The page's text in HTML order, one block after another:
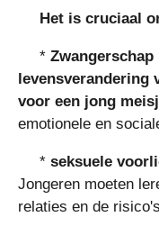
Het is cruciaal
*
levensverandering
voor een jong
emotionele en
* seksuele
Jongeren moeten
relaties en de